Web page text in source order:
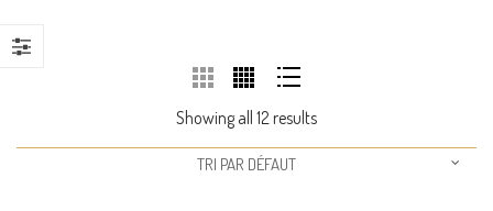
Showing all 12 results
TRI PAR DÉFAUT